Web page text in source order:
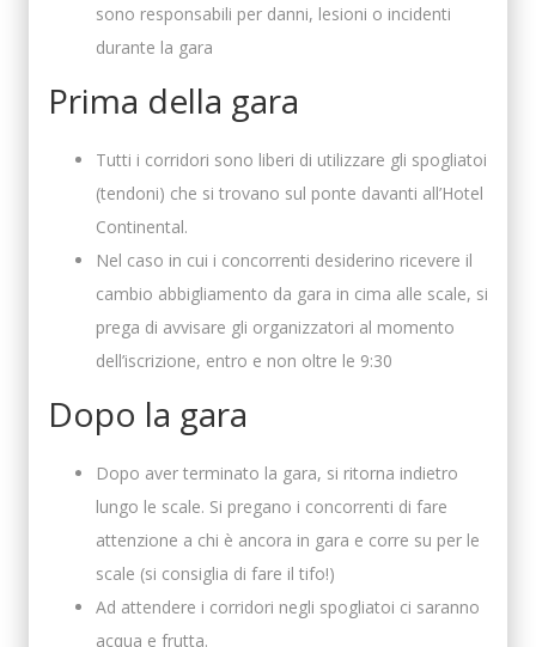
sono responsabili per danni, lesioni o incidenti
durante la gara
Prima della gara
Tutti i corridori sono liberi di utilizzare gli spogliatoi
(tendoni) che si trovano sul ponte davanti all’Hotel
Continental.
Nel caso in cui i concorrenti desiderino ricevere il
cambio abbigliamento da gara in cima alle scale, si
prega di avvisare gli organizzatori al momento
dell’iscrizione, entro e non oltre le 9:30
Dopo la gara
Dopo aver terminato la gara, si ritorna indietro
lungo le scale. Si pregano i concorrenti di fare
attenzione a chi è ancora in gara e corre su per le
scale (si consiglia di fare il tifo!)
Ad attendere i corridori negli spogliatoi ci saranno
acqua e frutta.